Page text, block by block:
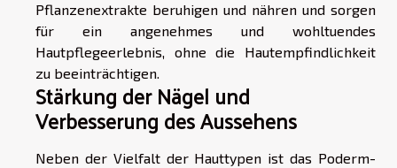
Pflanzenextrakte beruhigen und nähren und sorgen
für ein angenehmes und wohltuendes
Hautpflegeerlebnis, ohne die Hautempfindlichkeit
zu beeinträchtigen.
Stärkung der Nägel und
Verbesserung des Aussehens
Neben der Vielfalt der Hauttypen ist das Poderm-